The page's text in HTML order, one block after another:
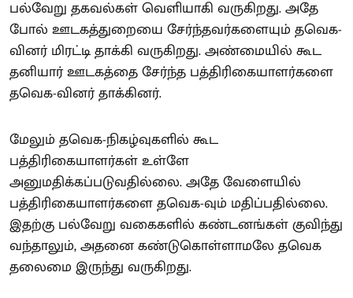
பல்வேறு தகவல்கள் வெளியாகி வருகிறது. அதே
போல் ஊடகத்துறையை சேர்ந்தவர்களையும் தவெக-
வினர் மிரட்டி தாக்கி வருகிறது. அண்மையில் கூட
தனியார் ஊடகத்தை சேர்ந்த பத்திரிகையாளர்களை
தவெக-வினர் தாக்கினர்.
மேலும் தவெக-நிகழ்வுகளில் கூட
பத்திரிகையாளர்கள் உள்ளே
அனுமதிக்கப்படுவதில்லை. அதே வேளையில்
பத்திரிகையாளர்களை தவெக-வும் மதிப்பதில்லை.
இதற்கு பல்வேறு வகைகளில் கண்டனங்கள் குவிந்து
வந்தாலும், அதனை கண்டுகொள்ளாமலே தவெக
தலைமை இருந்து வருகிறது.